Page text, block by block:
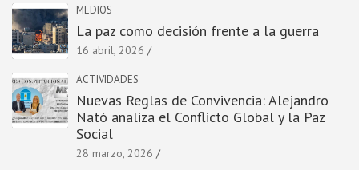
MEDIOS
La paz como decisión frente a la guerra
16 abril, 2026
ACTIVIDADES
Nuevas Reglas de Convivencia: Alejandro
Nató analiza el Conflicto Global y la Paz
Social
28 marzo, 2026